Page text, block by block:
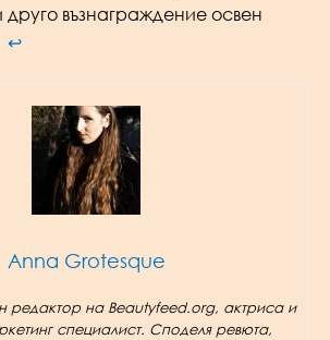
възнаграждение освен
↩︎
Anna Grotesque
редактор на Beautyfeed.org, актриса и
специалист. Споделя ревюта,